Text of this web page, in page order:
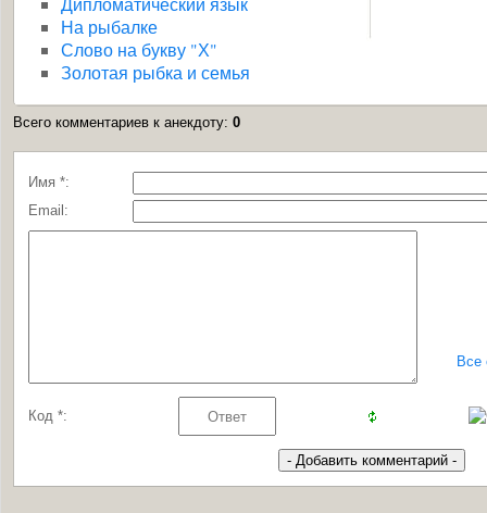
На рыбалке
Слово на букву "Х"
Золотая рыбка и семья
Всего комментариев к анекдоту: 0
Имя *:
Email:
Все
Код *: